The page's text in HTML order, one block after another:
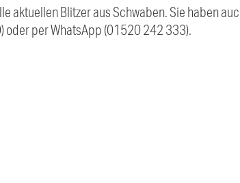
aktuellen Blitzer aus Schwaben. Sie haben
per WhatsApp (01520 242 333).